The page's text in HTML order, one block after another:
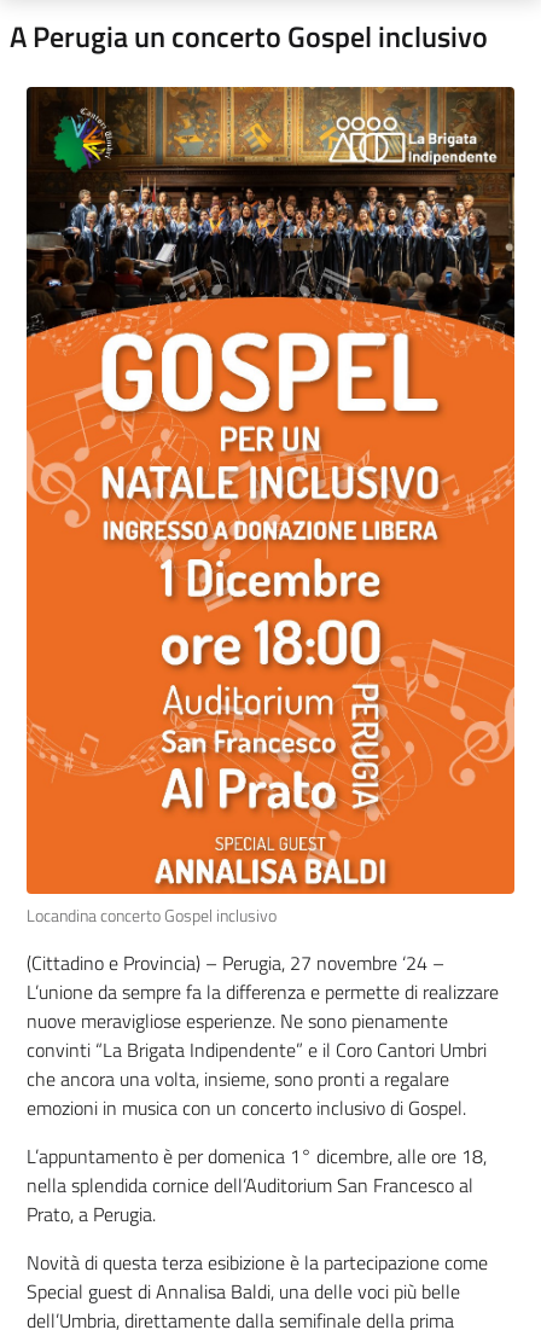
A Perugia un concerto Gospel inclusivo
Locandina concerto Gospel inclusivo
(Cittadino e Provincia) – Perugia, 27 novembre ‘24 –
L’unione da sempre fa la differenza e permette di realizzare
nuove meravigliose esperienze. Ne sono pienamente
convinti “La Brigata Indipendente” e il Coro Cantori Umbri
che ancora una volta, insieme, sono pronti a regalare
emozioni in musica con un concerto inclusivo di Gospel.
L’appuntamento è per domenica 1° dicembre, alle ore 18,
nella splendida cornice dell’Auditorium San Francesco al
Prato, a Perugia.
Novità di questa terza esibizione è la partecipazione come
Special guest di Annalisa Baldi, una delle voci più belle
dell’Umbria, direttamente dalla semifinale della prima